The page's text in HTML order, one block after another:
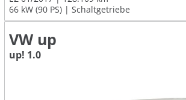
66 kW (90 PS)
Schaltgetriebe
VW up
up! 1.0